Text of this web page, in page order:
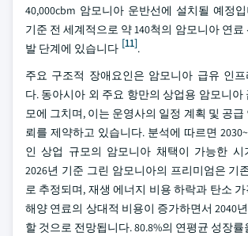
40,000cbm 암모니아 운반선에 설치될 예정
기준 전 세계적으로 약 140척의 암모니아 연료
발 단계에 있습니다 [11].
주요 구조적 장애요인은 암모니아 급유 인프
다. 동아시아 외 주요 항만의 상업용 암모니아
모에 그치며, 이는 운영사의 일정 계획 및 공급
뢰를 제약하고 있습니다. 분석에 따르면
인 상업 규모의 암모니아 채택이 가능한 시
2026년 기준 그린 암모니아의 프리미엄은 기
로 추정되며, 재생 에너지 비용 하락과 탄소
해양 연료의 상대적 비용이 증가하면서 2040
할 것으로 전망됩니다. 80.8%의 연평균 성장